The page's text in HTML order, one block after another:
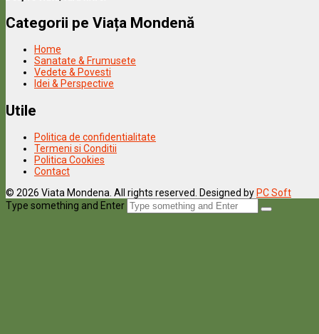
Categorii pe Viața Mondenă
Home
Sanatate & Frumusete
Vedete & Povesti
Idei & Perspective
Utile
Politica de confidentialitate
Termeni si Conditii
Politica Cookies
Contact
© 2026 Viata Mondena. All rights reserved. Designed by PC Soft
Type something and Enter